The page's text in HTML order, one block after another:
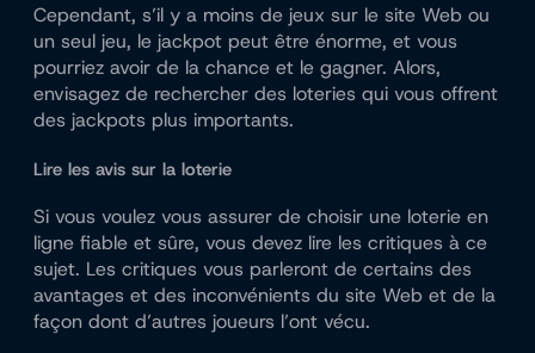
Cependant, s’il y a moins de jeux sur le site Web ou
un seul jeu, le jackpot peut être énorme, et vous
pourriez avoir de la chance et le gagner. Alors,
envisagez de rechercher des loteries qui vous offrent
des jackpots plus importants.
Lire les avis sur la loterie
Si vous voulez vous assurer de choisir une loterie en
ligne fiable et sûre, vous devez lire les critiques à ce
sujet. Les critiques vous parleront de certains des
avantages et des inconvénients du site Web et de la
façon dont d’autres joueurs l’ont vécu.